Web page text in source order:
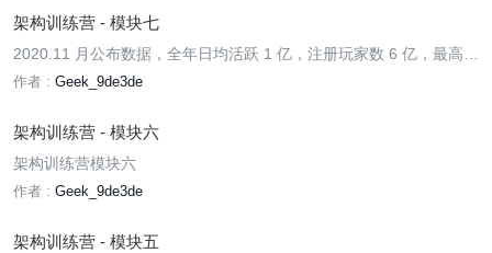
架构训练营 - 模块七
2020.11 月公布数据，全年日均活跃 1 亿，注册玩家数 6 亿，最高同
时在线 100 万。
作者 : Geek_9de3de
架构训练营 - 模块六
架构训练营模块六
作者 : Geek_9de3de
架构训练营 - 模块五